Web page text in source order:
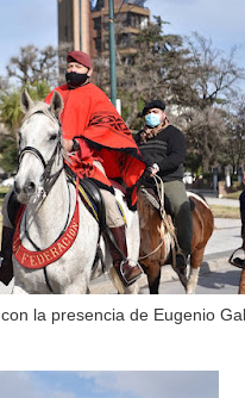
la presencia de Eugenio